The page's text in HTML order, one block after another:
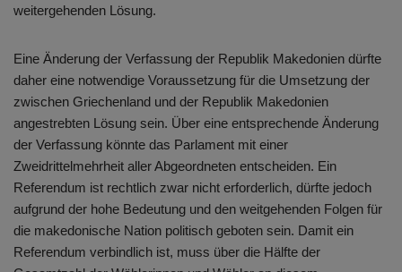
weitergehenden Lösung.
Eine Änderung der Verfassung der Republik Makedonien dürfte
daher eine notwendige Voraussetzung für die Umsetzung der
zwischen Griechenland und der Republik Makedonien
angestrebten Lösung sein. Über eine entsprechende Änderung
der Verfassung könnte das Parlament mit einer
Zweidrittelmehrheit aller Abgeordneten entscheiden. Ein
Referendum ist rechtlich zwar nicht erforderlich, dürfte jedoch
aufgrund der hohe Bedeutung und den weitgehenden Folgen für
die makedonische Nation politisch geboten sein. Damit ein
Referendum verbindlich ist, muss über die Hälfte der